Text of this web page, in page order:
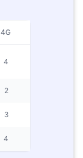
4G
4
2
3
4